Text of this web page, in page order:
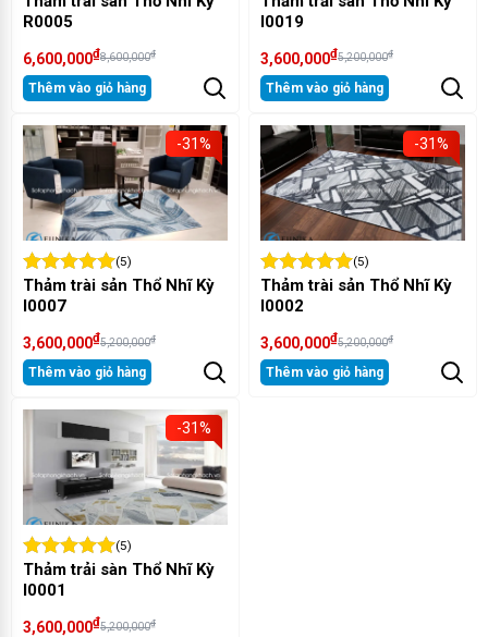
R0005
6,600,000₫8,600,000₫
Thêm vào giỏ hàng
I0019
3,600,000₫5,200,000₫
Thêm vào giỏ hàng
-31%
(5)
Thảm trài sản Thổ Nhĩ Kỳ
I0007
3,600,000₫5,200,000₫
Thêm vào giỏ hàng
-31%
(5)
Thảm trài sản Thổ Nhĩ Kỳ
I0002
3,600,000₫5,200,000₫
Thêm vào giỏ hàng
-31%
(5)
Thảm trải sàn Thổ Nhĩ Kỳ
I0001
3,600,000₫5,200,000₫